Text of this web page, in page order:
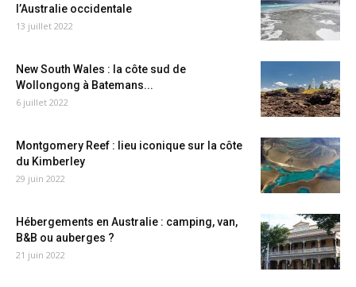
l’Australie occidentale
13 juillet 2022
New South Wales : la côte sud de
Wollongong à Batemans...
6 juillet 2022
Montgomery Reef : lieu iconique sur la côte
du Kimberley
29 juin 2022
Hébergements en Australie : camping, van,
B&B ou auberges ?
21 juin 2022